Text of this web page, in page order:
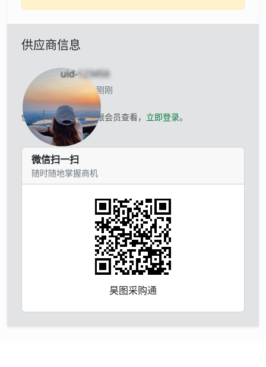
供应商信息
uid-123456
当前离线 刚刚
供应商的联系方式仅限会员查看， 立即登录。
微信扫一扫
随时随地掌握商机
昊图采购通